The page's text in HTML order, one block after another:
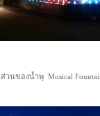
ส่วนของน้ำพุ Musical